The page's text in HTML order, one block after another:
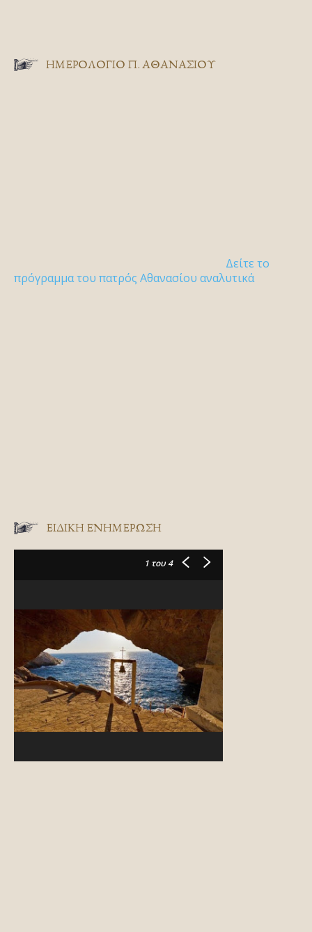
ΗΜΕΡΟΛΟΓΙΟ Π. ΑΘΑΝΑΣΙΟΥ
Δείτε το
πρόγραμμα του πατρός Αθανασίου αναλυτικά
ΕΙΔΙΚΉ ΕΝΗΜΈΡΩΣΗ
1 του 4